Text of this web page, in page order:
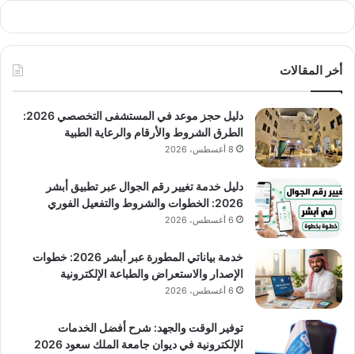
أخر المقالات
دليل حجز موعد في المستشفى التخصصي 2026:
الطرق الشروط والأرقام والرعاية الطبية
8 أغسطس، 2026
دليل خدمة تغيير رقم الجوال عبر تطبيق أبشر
2026: الخطوات والشروط والتفعيل الفوري
6 أغسطس، 2026
خدمة بياناتي المطورة عبر أبشر 2026: خطوات
الإصدار والاستعراض والطباعة الإلكترونية
6 أغسطس، 2026
توفير الوقت والجهد: شرح أفضل الخدمات
الإلكترونية في ديوان جامعة الملك سعود 2026